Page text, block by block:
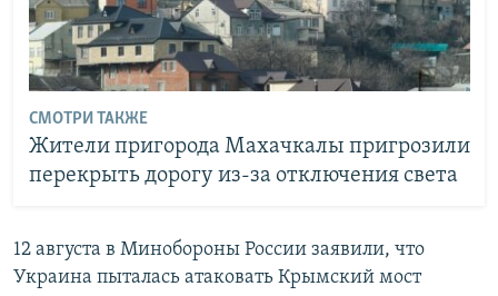
СМОТРИ ТАКЖЕ
Жители пригорода Махачкалы пригрозили
перекрыть дорогу из-за отключения света
12 августа в Минобороны России заявили, что
Украина пыталась атаковать Крымский мост